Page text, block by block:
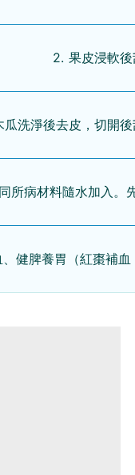
2. 果皮浸軟
瓜洗淨後去皮，切開
所病材料隨水加入
、健脾養胃（紅棗補